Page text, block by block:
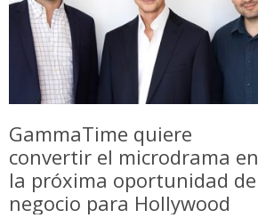
GammaTime quiere
convertir el microdrama en
la próxima oportunidad de
negocio para Hollywood